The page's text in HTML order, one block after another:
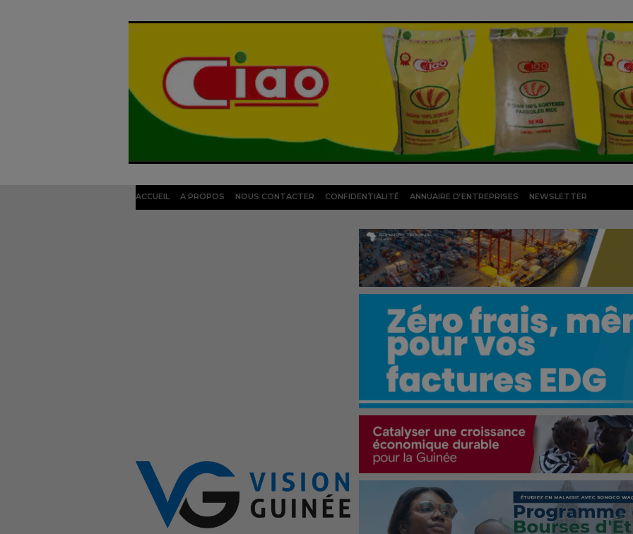
ACCUEIL A PROPOS NOUS CONTACTER CONFIDENTIALITÉ ANNUAIRE D’ENTREPRISES NEWSLETTER